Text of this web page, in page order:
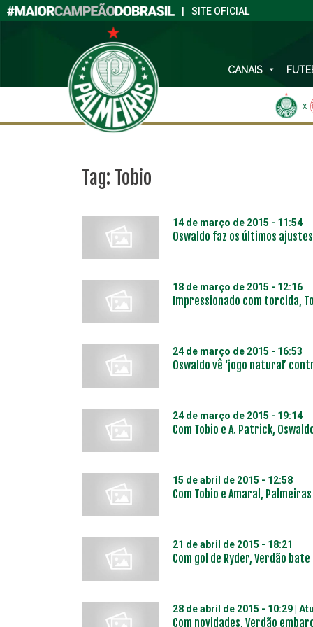
SITE OFICIAL
CANAIS
X
Tag: Tobio
14 de março de 2015 - 11:54
Oswaldo faz os últimos
18 de março de 2015 - 12:16
Impressionado com torcida,
24 de março de 2015 - 16:53
Oswaldo vê ‘jogo natural’
24 de março de 2015 - 19:14
Com Tobio e A. Patrick,
15 de abril de 2015 - 12:58
Com Tobio e Amaral,
21 de abril de 2015 - 18:21
Com gol de Ryder, Verdão
28 de abril de 2015 - 10:29 |
Com novidades, Verdão